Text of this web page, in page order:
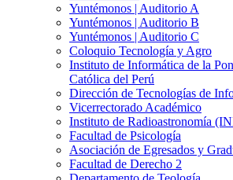
Yuntémonos | Auditorio A
Yuntémonos | Auditorio B
Yuntémonos | Auditorio C
Coloquio Tecnología y Agro
Instituto de Informática de la
Católica del Perú
Dirección de Tecnologías de
Vicerrectorado Académico
Instituto de Radioastronomía
Facultad de Psicología
Asociación de Egresados y
Facultad de Derecho 2